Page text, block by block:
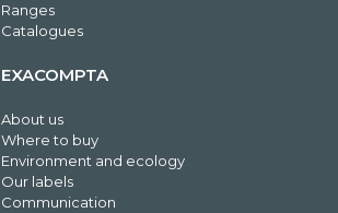
Ranges
Catalogues
EXACOMPTA
About us
Where to buy
Environment and ecology
Our labels
Communication